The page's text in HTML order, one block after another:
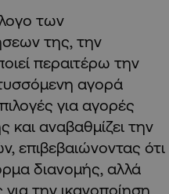
των
της, την
περαιτέρω την
αγορά
για αγορές
αναβαθμίζει την
επιβεβαιώνοντας ότι
διανομής, αλλά
την ικανοποίηση